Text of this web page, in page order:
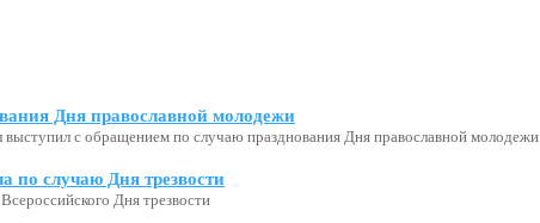
Дня православной молодежи
с обращением по случаю празднования Дня православной молодежи
по случаю Дня трезвости
Дня трезвости